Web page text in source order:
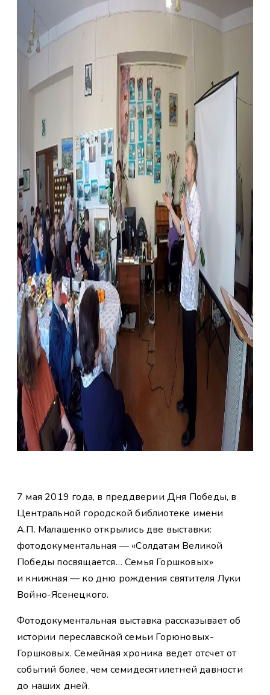
7 мая 2019 года, в преддверии Дня Победы, в
Центральной городской библиотеке имени
А.П. Малашенко открылись две выставки:
фотодокументальная — «Солдатам Великой
Победы посвящается… Семья Горшковых»
и книжная — ко дню рождения святителя Луки
Войно-Ясенецкого.
Фотодокументальная выставка рассказывает об
истории переславской семьи Горюновых-
Горшковых. Семейная хроника ведет отсчет от
событий более, чем семидесятилетней давности
до наших дней.